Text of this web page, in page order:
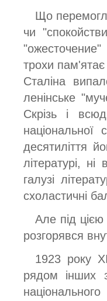
Що
чи
трохи
Сталіна
ленінське
Скрізь і
національної
десятиліття
літературі,
галузі
схоластичні
Але під цією
розгорявся
1923 року
рядом інших